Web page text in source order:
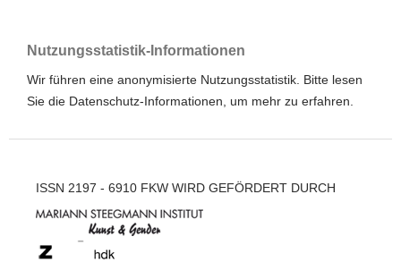
Nutzungsstatistik-Informationen
Wir führen eine anonymisierte Nutzungsstatistik. Bitte lesen
Sie die Datenschutz-Informationen, um mehr zu erfahren.
ISSN 2197 - 6910 FKW WIRD GEFÖRDERT DURCH